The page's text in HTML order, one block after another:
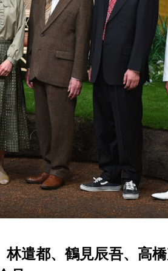
遣都、鶴見辰吾、高